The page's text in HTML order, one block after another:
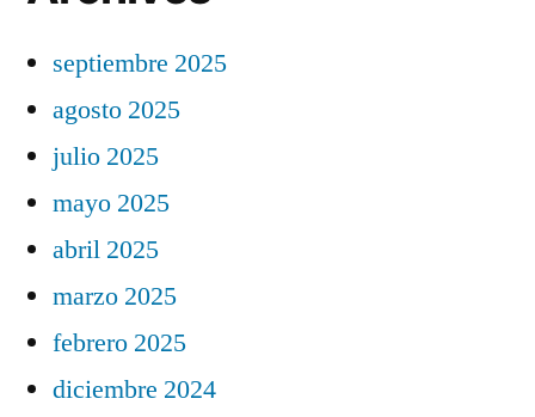
septiembre 2025
agosto 2025
julio 2025
mayo 2025
abril 2025
marzo 2025
febrero 2025
diciembre 2024